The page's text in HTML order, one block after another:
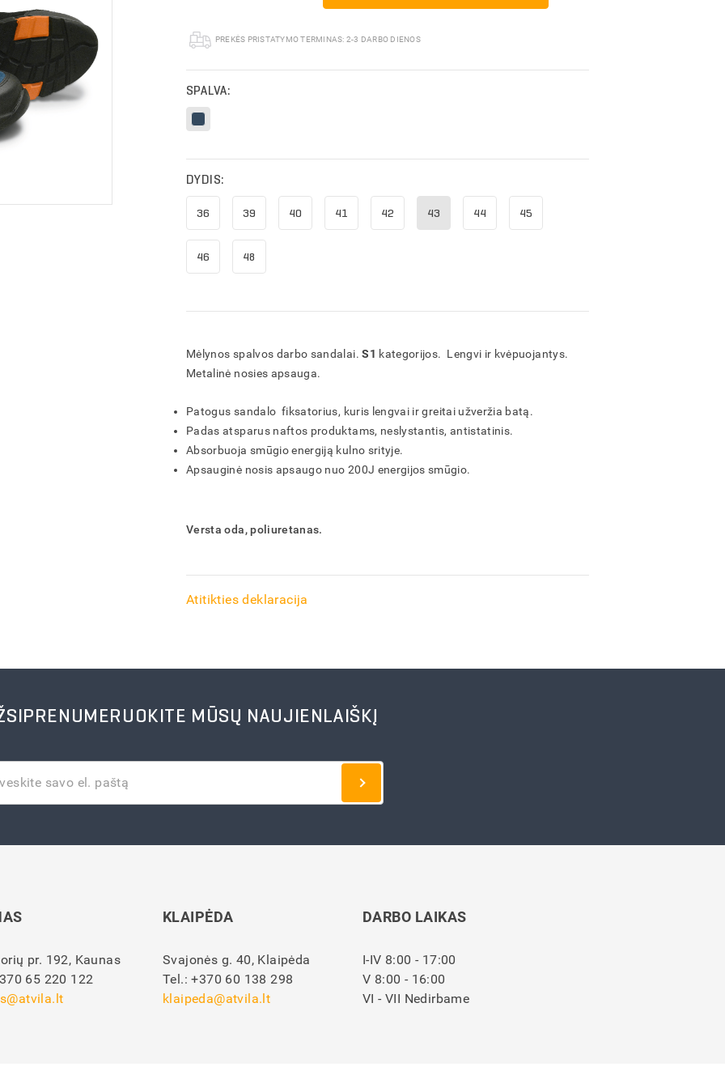
Pakavimo medžiagos
PREKĖS PRISTATYMO TERMINAS: 2-3 DARBO DIENOS
SPALVA:
DYDIS:
36 39 40 41 42 43 44 45
46 48
Mėlynos spalvos darbo sandalai.S1 kategorijos. Lengvi ir kvėpuojantys.
Metalinė nosies apsauga.
Patogus sandalo fiksatorius, kuris lengvai ir greitai užveržia batą.
Padas atsparus naftos produktams, neslystantis, antistatinis.
Absorbuoja smūgio energiją kulno srityje.
Apsauginė nosis apsaugo nuo 200J energijos smūgio.
Versta oda, poliuretanas.
Atitikties deklaracija
MŪSŲ NAUJIENLAIŠKĮ
pr. 192, Kaunas
65 220 122
KLAIPĖDA
Svajonės g. 40, Klaipėda
Tel.:+370 60 138 298
klaipeda@atvila.lt
DARBO LAIKAS
I-IV 8:00 - 17:00
V 8:00 - 16:00
VI - VII Nedirbame
IŠSAUGOTI
IŠTRINTI
IŠTRINTI
IŠSAUGOTI
IŠSAUGOTI
IŠTRINTI
IŠTRINTI
FORMUOTI